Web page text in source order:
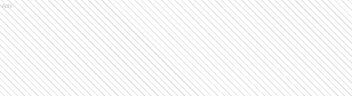
Ads